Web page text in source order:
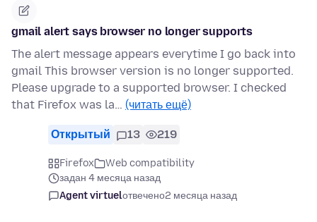
gmail alert says browser no longer supports
The alert message appears everytime I go back into
gmail This browser version is no longer supported.
Please upgrade to a supported browser. I checked
that Firefox was la… (читать ещё)
Открытый 13 219
Firefox
Web compatibility
задан 4 месяца назад
Agent virtuelотвечено2 месяца назад